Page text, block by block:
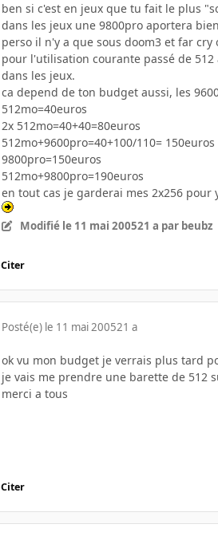
ben si c'est en jeux que tu fait le plus
dans les jeux une 9800pro aportera
perso il n'y a que sous doom3 et far
pour l'utilisation courante passé de
dans les jeux.
ca depend de ton budget aussi, les
512mo=40euros
2x 512mo=40+40=80euros
512mo+9600pro=40+100/110= 150euros
9800pro=150euros
512mo+9800pro=190euros
en tout cas je garderai mes 2x256 pour
Modifié le 11 mai 200521 a par beubz
Citer
Posté(e) le 11 mai 200521 a
ok vu mon budget je verrais plus tard
je vais me prendre une barette de 512
merci a tous
Citer